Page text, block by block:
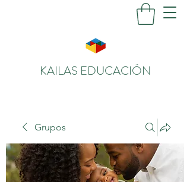
KAILAS EDUCACIÓN
Grupos